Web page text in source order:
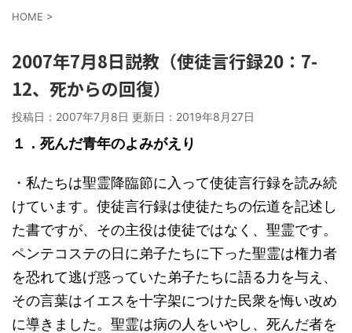
HOME >
2007年7月8日説教（使徒言行録20：7-
12、死からの回復）
投稿日：2007年7月8日 更新日： 2019年8月27日
１．死んだ青年のよみがえり
・私たちは聖霊降臨節に入って使徒言行録を読み続
けています。使徒言行録は使徒たちの伝道を記述し
た書ですが、その主役は使徒ではなく、聖霊です。
ペンテコステの日に弟子たちに下った聖霊は権力者
を恐れて逃げ惑っていた弟子たちに語る力を与え、
その言葉はイエスを十字架につけた民衆を悔い改め
に導きました。聖霊は病の人をいやし、死んだ者を